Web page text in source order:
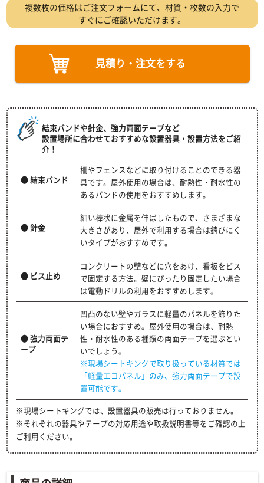
複数枚の価格はご注文フォームにて、材質・枚数の入力で
すぐにご確認いただけます。
見積り・注文をする
結束バンドや針金、強力両面テープなど
設置場所に合わせておすすめな設置器具・設置方法をご紹
介！
● 結束バンド
柵やフェンスなどに取り付けることのできる器
具です。屋外使用の場合は、耐熱性・耐水性の
あるバンドの使用をおすすめします。
● 針金
細い棒状に金属を伸ばしたもので、さまざまな
大きさがあり、屋外で利用する場合は錆びにく
いタイプがおすすめです。
● ビス止め
コンクリートの壁などに穴をあけ、看板をビス
で固定する方法。壁にぴったり固定したい場合
は電動ドリルの利用をおすすめします。
● 強力両面テ
ープ
凹凸のない壁やガラスに軽量のパネルを飾りた
い場合におすすめ。屋外使用の場合は、耐熱
性・耐水性のある種類の両面テープを選ぶとい
いでしょう。
※現場シートキングで取り扱っている材質では
「軽量エコパネル」のみ、強力両面テープで設
置可能です。
※現場シートキングでは、設置器具の販売は行っておりません。
※それぞれの器具やテープの対応用途や取扱説明書等をご確認の上
ご利用ください。